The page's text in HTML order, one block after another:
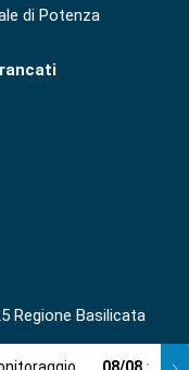
di Potenza
Regione Basilicata